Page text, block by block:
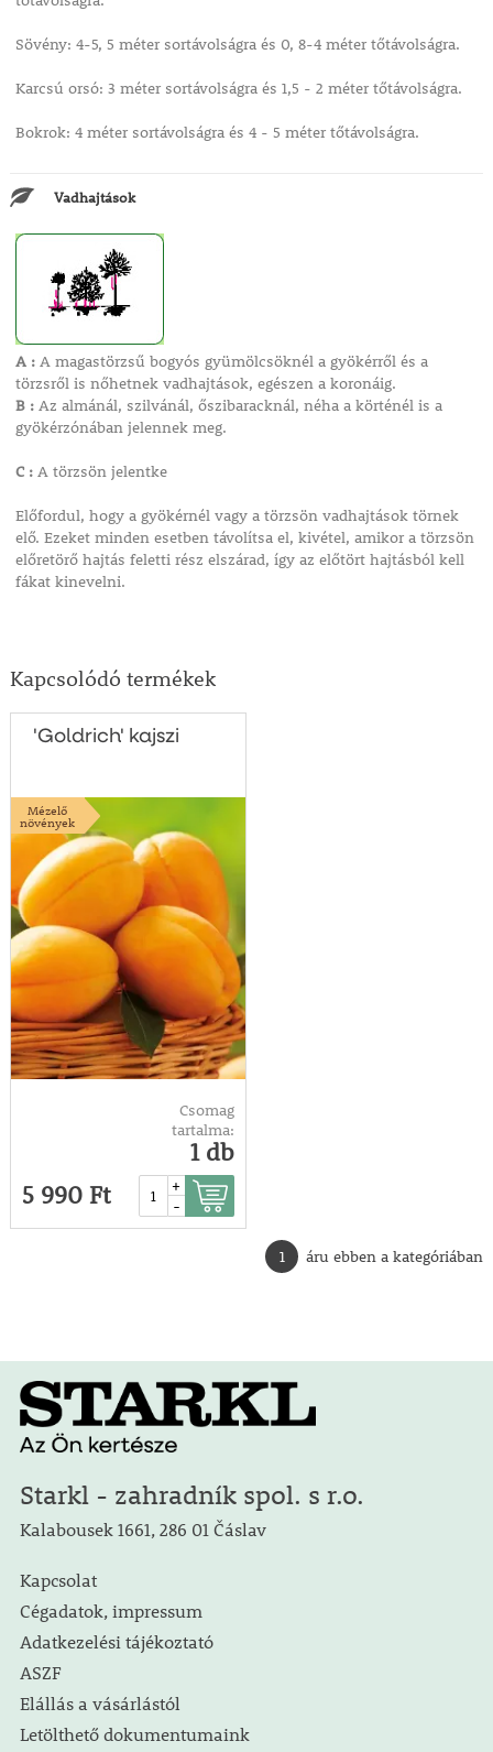
Sövény: 4-5, 5 méter sortávolságra és 0, 8-4 méter tőtávolságra.
Karcsú orsó: 3 méter sortávolságra és 1,5 - 2 méter tőtávolságra.
Bokrok: 4 méter sortávolságra és 4 - 5 méter tőtávolságra.
Vadhajtások
A :A magastörzsű bogyós gyümölcsöknél a gyökérről és a
törzsről is nőhetnek vadhajtások, egészen a koronáig.
B :Az almánál, szilvánál, őszibaracknál, néha a körténél is a
gyökérzónában jelennek meg.
C :A törzsön jelentke
Előfordul, hogy a gyökérnél vagy a törzsön vadhajtások törnek
elő. Ezeket minden esetben távolítsa el, kivétel, amikor a törzsön
előretörő hajtás feletti rész elszárad, így az előtört hajtásból kell
fákat kinevelni.
Kapcsolódó termékek
'Goldrich' kajszi
Mézelő
növények
Csomag
tartalma:
1 db
5 990 Ft
+
-
1 áru ebben a kategóriában
Starkl - zahradník spol. s r.o.
Kalabousek 1661, 286 01 Čáslav
Kapcsolat
Cégadatok, impressum
Adatkezelési tájékoztató
ASZF
Elállás a vásárlástól
Letölthető dokumentumaink